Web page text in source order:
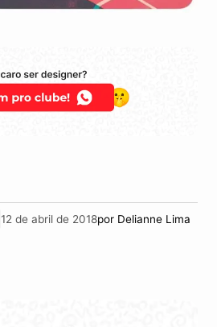
12 de abril de 2018por Delianne Lima